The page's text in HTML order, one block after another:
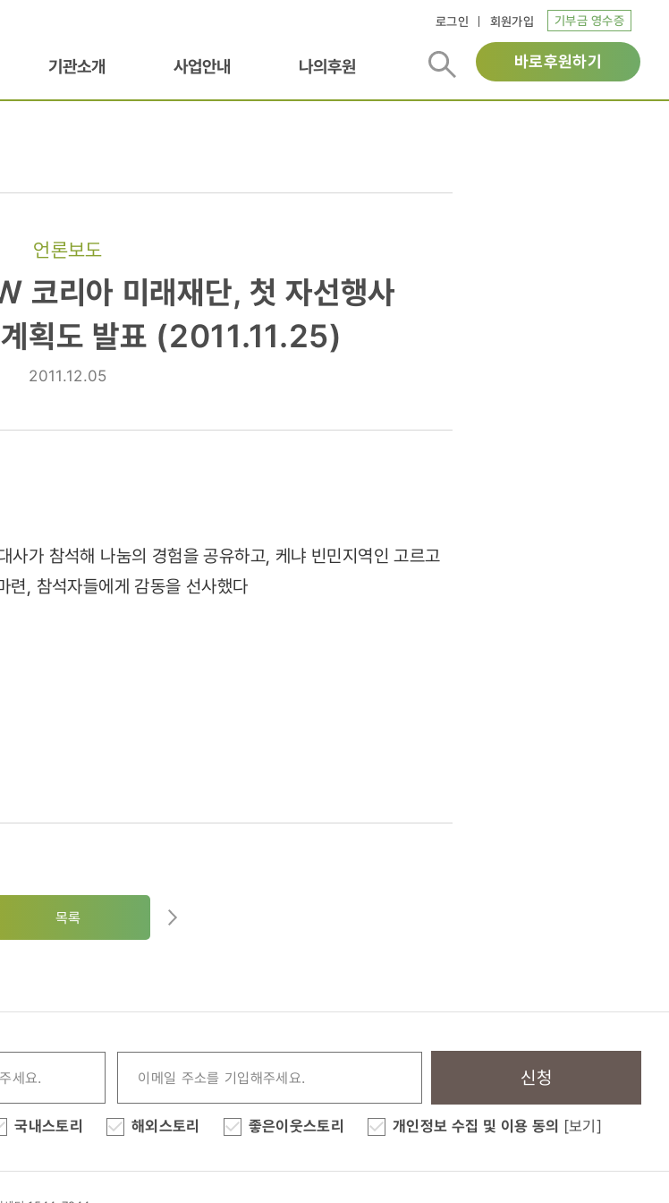
로그인 회원가입 기부금 영수증
기관소개 사업안내 나의후원 바로후원하기
언론보도
코리아 미래재단, 첫 자선행사
획도 발표 (2011.11.25)
2011.12.05
사가 참석해 나눔의 경험을 공유하고, 케냐 빈민지역인 고르고
련, 참석자들에게 감동을 선사했다
목록
신청
국내스토리 해외스토리 좋은이웃스토리 개인정보 수집 및 이용 동의 [보기]